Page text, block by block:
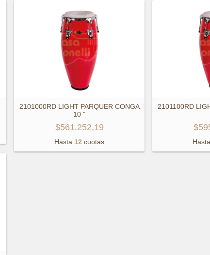
2101000RD LIGHT PARQUER CONGA
10 "
$561.252,19
Hasta 12 cuotas
2101100RD
Hasta